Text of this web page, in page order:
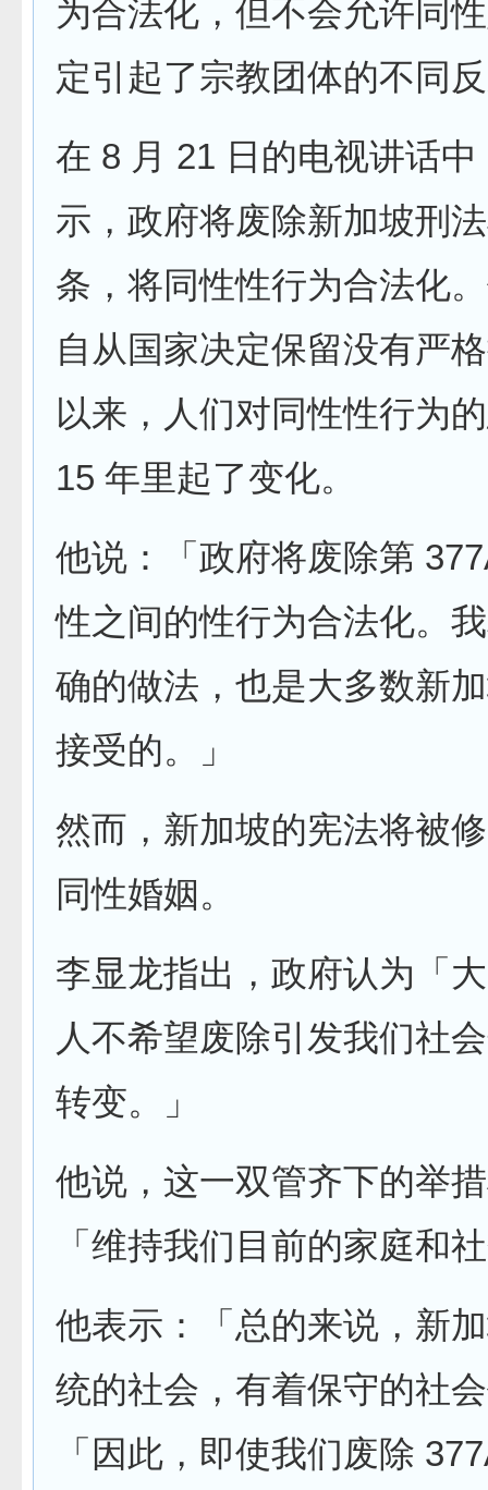
为合法化，但不会允许同
定引起了宗教团体的不同
在 8 月 21 日的电视讲话
示，政府将废除新加坡刑
条，将同性性行为合法化
自从国家决定保留没有严
以来，人们对同性性行为
15 年里起了变化。
他说：「政府将废除第
性之间的性行为合法化。
确的做法，也是大多数新
接受的。」
然而，新加坡的宪法将被
同性婚姻。
李显龙指出，政府认为「
人不希望废除引发我们社
转变。」
他说，这一双管齐下的举
「维持我们目前的家庭和
他表示：「总的来说，新
统的社会，有着保守的社
「因此，即使我们废除